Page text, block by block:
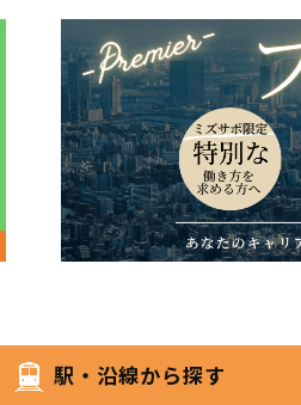
駅・沿線から探す